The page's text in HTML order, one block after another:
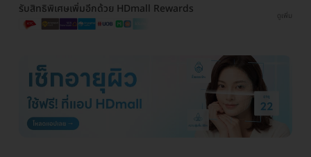
รับสิทธิพิเศษเพิ่มอีกด้วย HDmall Rewards
ดูเพิ่ม